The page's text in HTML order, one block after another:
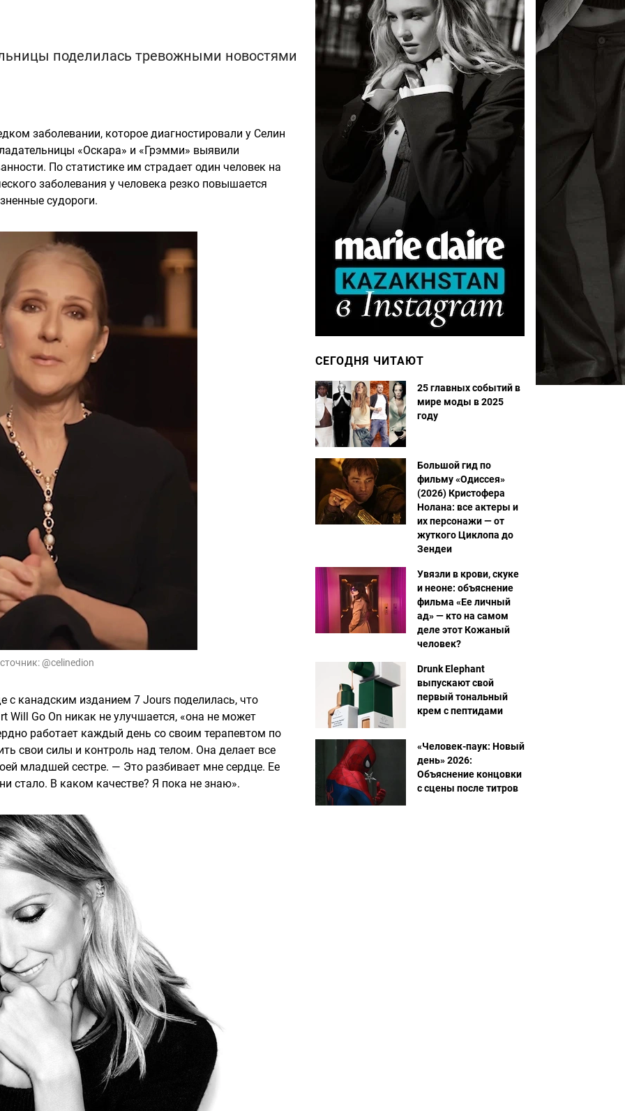
поделилась тревожными новостями
заболевании, которое диагностировали у Селин
«Оскара» и «Грэмми» выявили
По статистике им страдает один человек на
заболевания у человека резко повышается
судороги.
@celinedion
с канадским изданием 7 Jours поделилась, что
Will Go On никак не улучшается, «она не может
работает каждый день со своим терапевтом по
свои силы и контроль над телом. Она делает все
младшей сестре. — Это разбивает мне сердце. Ее
стало. В каком качестве? Я пока не знаю».
СЕГОДНЯ ЧИТАЮТ
25 главных событий в
мире моды в 2025
году
Большой гид по
фильму «Одиссея»
(2026) Кристофера
Нолана: все актеры и
их персонажи — от
жуткого Циклопа до
Зендеи
Увязли в крови, скуке
и неоне: объяснение
фильма «Ее личный
ад» — кто на самом
деле этот Кожаный
человек?
Drunk Elephant
выпускают свой
первый тональный
крем с пептидами
«Человек-паук: Новый
день» 2026:
Объяснение концовки
с сцены после титров